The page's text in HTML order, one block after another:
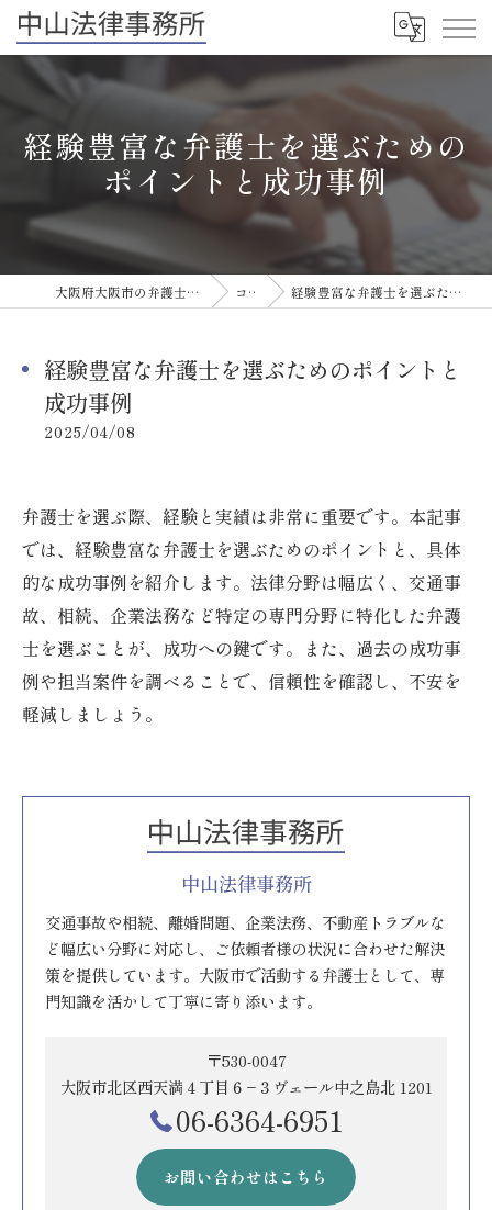
経験豊富な弁護士を選ぶための
ポイントと成功事例
大阪府大阪市の弁護士なら中山法律事務所 コラム 経験豊富な弁護士を選ぶためのポイントと成功事例
経験豊富な弁護士を選ぶためのポイントと
成功事例
2025/04/08
弁護士を選ぶ際、経験と実績は非常に重要です。本記事
では、経験豊富な弁護士を選ぶためのポイントと、具体
的な成功事例を紹介します。法律分野は幅広く、交通事
故、相続、企業法務など特定の専門分野に特化した弁護
士を選ぶことが、成功への鍵です。また、過去の成功事
例や担当案件を調べることで、信頼性を確認し、不安を
軽減しましょう。
中山法律事務所
交通事故や相続、離婚問題、企業法務、不動産トラブルな
ど幅広い分野に対応し、ご依頼者様の状況に合わせた解決
策を提供しています。大阪市で活動する弁護士として、専
門知識を活かして丁寧に寄り添います。
〒530-0047
大阪市北区西天満４丁目６−３ヴェール中之島北 1201
06-6364-6951
お問い合わせはこちら